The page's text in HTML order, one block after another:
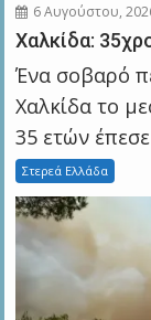
6 Αυγούστου,
Χαλκίδα:
Ένα σοβαρό
Χαλκίδα το
35 ετών
Στερεά Ελλάδα